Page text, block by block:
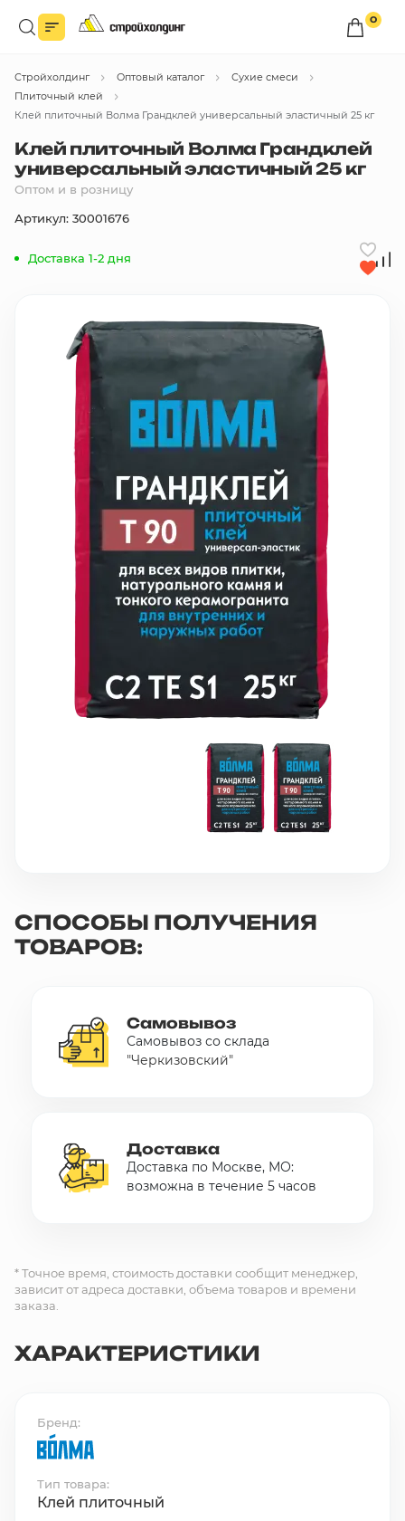
0
Войдите в личный кабинет
Вы сможете оформлять заказы
Каталог товаров
Избранное
Сравнение
10 000 ₽
Минимальный заказ
+7(495) 988-86-47
sales@stroyholding.ru
Телеграм
Оплата
Все бренды
Стройхолдинг Оптовый каталог
Сухие смеси
Плиточный клей
Клей плиточный Волма Грандклей универсальный эластичный 25 кг
Клей плиточный Волма Грандклей
универсальный эластичный 25 кг
Оптом и в розницу
Артикул: 30001676
Доставка 1-2 дня
СПОСОБЫ ПОЛУЧЕНИЯ
ТОВАРОВ:
Самовывоз
Самовывоз со склада
"Черкизовский"
Доставка
Доставка по Москве, МО:
возможна в течение 5 часов
* Точное время, стоимость доставки сообщит менеджер,
зависит от адреса доставки, объема товаров и времени
заказа.
ХАРАКТЕРИСТИКИ
Бренд
Тип товара
Клей плиточный